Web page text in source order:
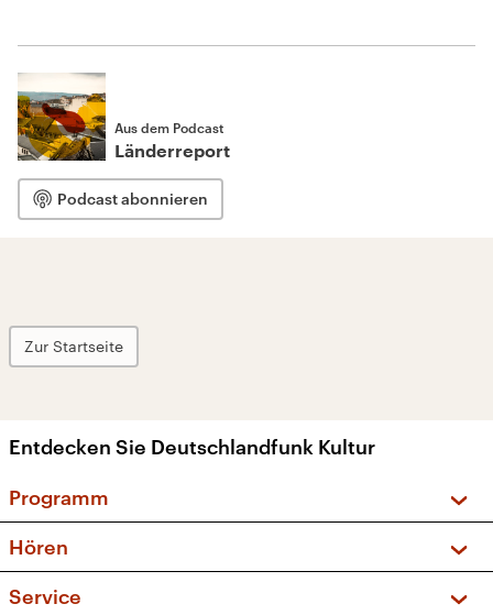
Aus dem Podcast
Länderreport
Podcast abonnieren
Zur Startseite
Entdecken Sie Deutschlandfunk Kultur
Programm
Sendungen und Podcasts
Musikliste
Hören
Service